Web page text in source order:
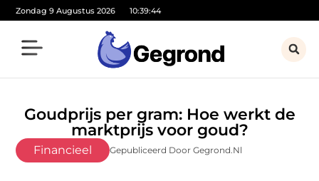
Zondag 9 Augustus 2026 10:39:46
Goudprijs per gram: Hoe werkt de
marktprijs voor goud?
Financieel Gepubliceerd Door Gegrond.nl